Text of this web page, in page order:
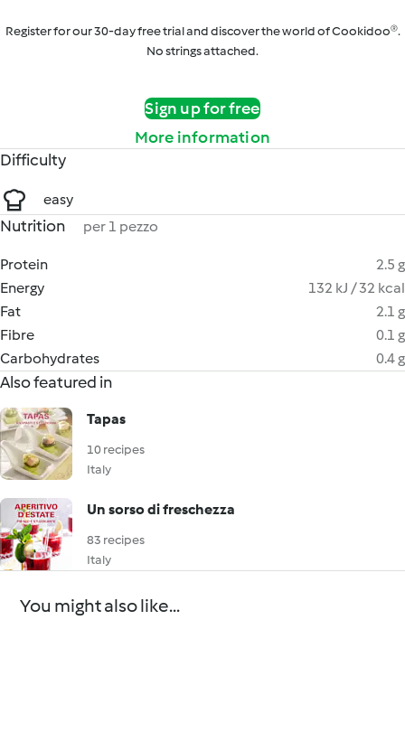
Register for our 30-day free trial and discover the world of Cookidoo®.
No strings attached.
Sign up for free
More information
Difficulty
easy
Nutrition per 1 pezzo
Protein
2.5 g
Energy
132 kJ / 32 kcal
Fat
2.1 g
Fibre
0.1 g
Carbohydrates
0.4 g
Also featured in
Tapas
10 recipes
Italy
Un sorso di freschezza
83 recipes
Italy
You might also like...